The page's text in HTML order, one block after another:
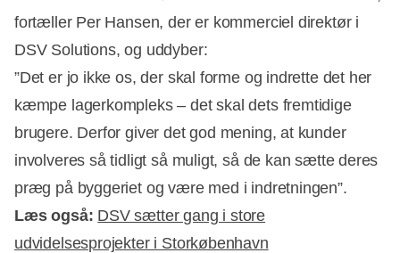
fortæller Per Hansen, der er kommerciel direktør i
DSV Solutions, og uddyber:
”Det er jo ikke os, der skal forme og indrette det her
kæmpe lagerkompleks – det skal dets fremtidige
brugere. Derfor giver det god mening, at kunder
involveres så tidligt så muligt, så de kan sætte deres
præg på byggeriet og være med i indretningen”.
Læs også: DSV sætter gang i store
udvidelsesprojekter i Storkøbenhavn